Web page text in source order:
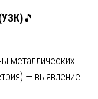
🎵
металлических
— выявление